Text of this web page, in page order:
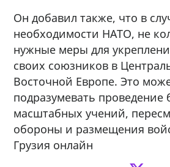
Он добавил также, что в
необходимости НАТО, не
нужные меры для
своих союзников в
Восточной Европе. Это
подразумевать проведение
масштабных учений,
обороны и размещения
Грузия онлайн